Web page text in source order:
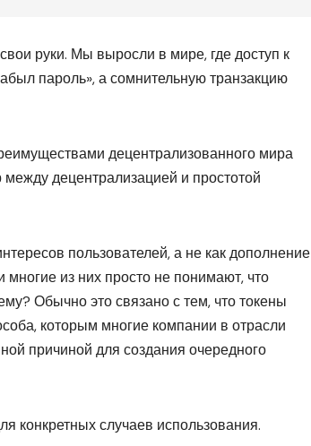
руки. Мы выросли в мире, где доступ к
пароль», а сомнительную транзакцию
децентрализованного мира
децентрализацией и простотой
пользователей, а не как дополнение
многие из них просто не понимают, что
Обычно это связано с тем, что токены
которым многие компании в отрасли
причиной для создания очередного
конкретных случаев использования.